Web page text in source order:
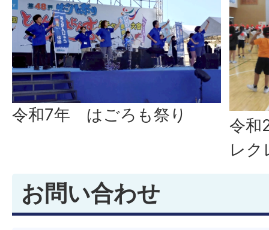
令和7年 はごろも祭り
令和
レク
お問い合わせ